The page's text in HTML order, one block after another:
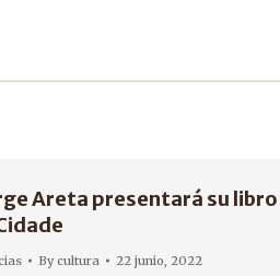
Areta presentará su libro
Bycultura 22 junio, 2022